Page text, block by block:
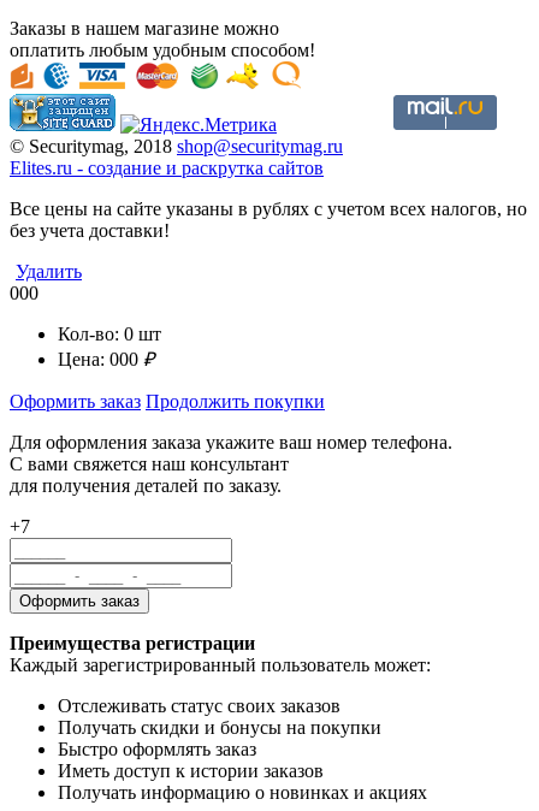
Заказы в нашем магазине можно
оплатить любым удобным способом!
© Securitymag, 2018 shop@securitymag.ru
Elites.ru - cоздание и раскрутка сайтов
Все цены на сайте указаны в рублях с учетом всех налогов, но
без учета доставки!
Удалить
000
Кол-во: 0 шт
Цена: 000 ₽
Оформить заказ Продолжить покупки
Для оформления заказа укажите ваш номер телефона.
С вами свяжется наш консультант
для получения деталей по заказу.
+7
Преимущества регистрации
Каждый зарегистрированный пользователь может:
Отслеживать статус своих заказов
Получать скидки и бонусы на покупки
Быстро оформлять заказ
Иметь доступ к истории заказов
Получать информацию о новинках и акциях